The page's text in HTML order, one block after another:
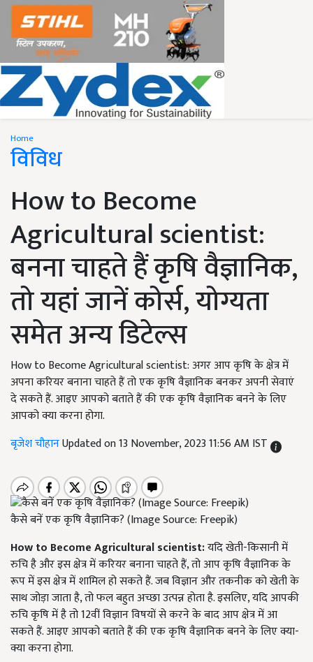
Home
विविध
How to Become
Agricultural scientist:
बनना चाहते हैं कृषि वैज्ञानिक,
तो यहां जानें कोर्स, योग्यता
समेत अन्य डिटेल्स
How to Become Agricultural scientist: अगर आप कृषि के क्षेत्र में
अपना करियर बनाना चाहते हैं तो एक कृषि वैज्ञानिक बनकर अपनी सेवाएं
दे सकते हैं. आइए आपको बताते हैं की एक कृषि वैज्ञानिक बनने के लिए
आपको क्या करना होगा.
बृजेश चौहानUpdated on 13 November, 2023 11:56 AM IST
कैसे बनें एक कृषि वैज्ञानिक? (Image Source: Freepik)
How to Become Agricultural scientist:यदि खेती-किसानी में
रुचि है और इस क्षेत्र में करियर बनाना चाहते हैं, तो आप कृषि वैज्ञानिक के
रूप में इस क्षेत्र में शामिल हो सकते हैं. जब विज्ञान और तकनीक को खेती के
साथ जोड़ा जाता है, तो फल बहुत अच्छा उत्पन्न होता है. इसलिए, यदि आपकी
रुचि कृषि में है तो 12वीं विज्ञान विषयों से करने के बाद आप क्षेत्र में आ
सकते हैं. आइए आपको बताते हैं की एक कृषि वैज्ञानिक बनने के लिए क्या-
क्या करना होगा.